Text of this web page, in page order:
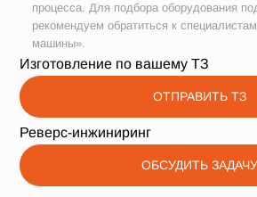
процесса. Для подбора оборудования
рекомендуем обратиться к
машины».
Изготовление по вашему ТЗ
ОТПРАВИТЬ ТЗ
Реверс-инжиниринг
ОБСУДИТЬ ЗАДАЧУ